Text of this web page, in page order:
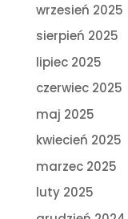
wrzesień 2025
sierpień 2025
lipiec 2025
czerwiec 2025
maj 2025
kwiecień 2025
marzec 2025
luty 2025